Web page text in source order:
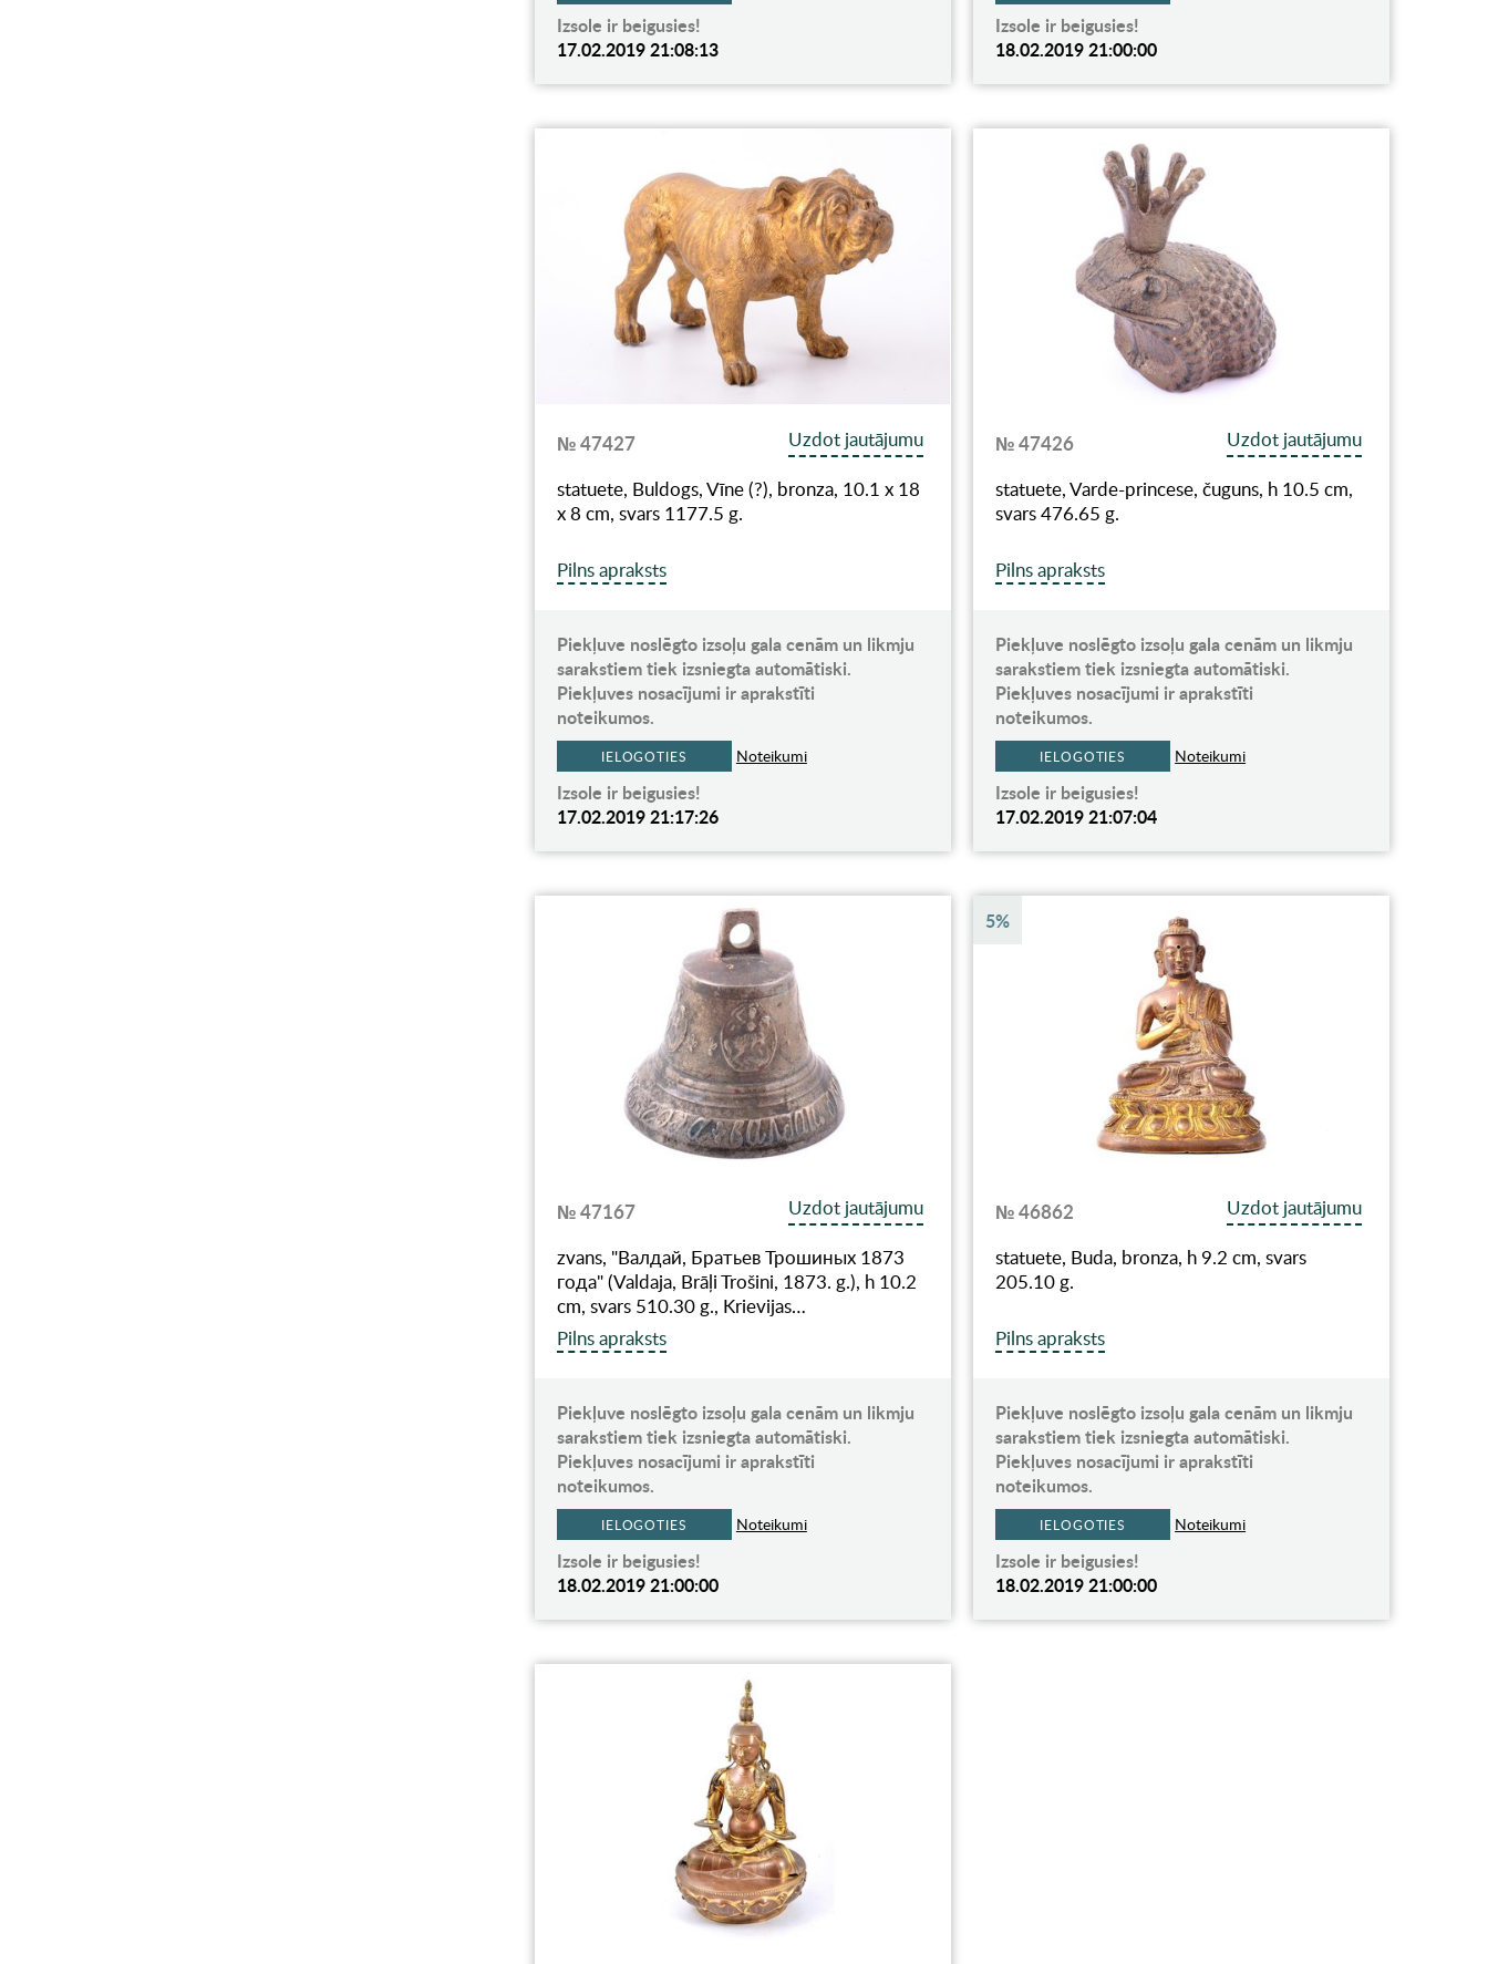
Izsole ir beigusies!
17.02.2019 21:08:13
Izsole ir beigusies!
18.02.2019 21:00:00
№ 47427
Uzdot jautājumu
statuete, Buldogs, Vīne (?), bronza, 10.1 x 18
x 8 cm, svars 1177.5 g.
Pilns apraksts
Piekļuve noslēgto izsoļu gala cenām un likmju
sarakstiem tiek izsniegta automātiski.
Piekļuves nosacījumi ir aprakstīti
noteikumos.
IELOGOTIES Noteikumi
Izsole ir beigusies!
17.02.2019 21:17:26
№ 47426
Uzdot jautājumu
statuete, Varde-princese, čuguns, h 10.5 cm,
svars 476.65 g.
Pilns apraksts
Piekļuve noslēgto izsoļu gala cenām un likmju
sarakstiem tiek izsniegta automātiski.
Piekļuves nosacījumi ir aprakstīti
noteikumos.
IELOGOTIES Noteikumi
Izsole ir beigusies!
17.02.2019 21:07:04
№ 47167
Uzdot jautājumu
zvans, "Валдай, Братьев Трошиных 1873
года" (Valdaja, Brāļi Trošini, 1873. g.), h 10.2
cm, svars 510.30 g., Krievijas…
Pilns apraksts
Piekļuve noslēgto izsoļu gala cenām un likmju
sarakstiem tiek izsniegta automātiski.
Piekļuves nosacījumi ir aprakstīti
noteikumos.
IELOGOTIES Noteikumi
Izsole ir beigusies!
18.02.2019 21:00:00
5%
№ 46862
Uzdot jautājumu
statuete, Buda, bronza, h 9.2 cm, svars
205.10 g.
Pilns apraksts
Piekļuve noslēgto izsoļu gala cenām un likmju
sarakstiem tiek izsniegta automātiski.
Piekļuves nosacījumi ir aprakstīti
noteikumos.
IELOGOTIES Noteikumi
Izsole ir beigusies!
18.02.2019 21:00:00